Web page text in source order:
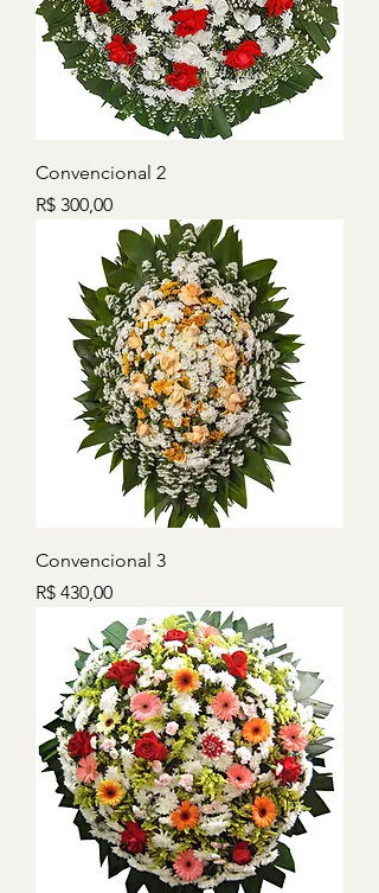
Convencional 2
Preço
R$ 300,00
Convencional 3
Preço
R$ 430,00